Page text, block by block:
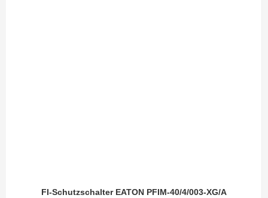
FI-Schutzschalter EATON PFIM-40/4/003-XG/A